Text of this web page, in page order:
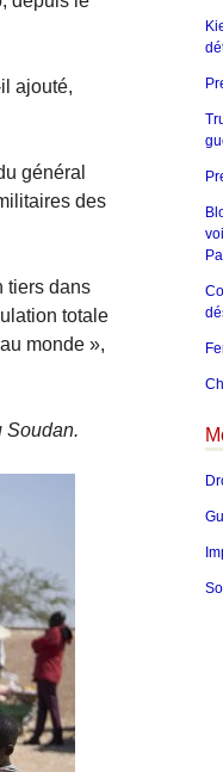
ajouté,
général
des
tiers dans
totale
monde »,
Soudan.